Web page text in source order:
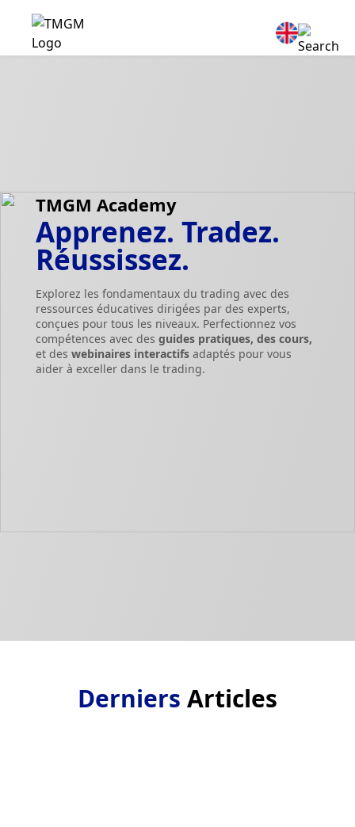
TMGM Academy
Apprenez. Tradez.
Réussissez.
Explorez les fondamentaux du trading avec des
ressources éducatives dirigées par des experts,
conçues pour tous les niveaux. Perfectionnez vos
compétences avec des guides pratiques, des cours,
et des webinaires interactifs adaptés pour vous
aider à exceller dans le trading.
Derniers Articles